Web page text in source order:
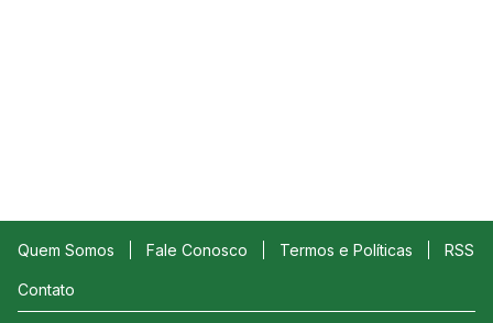
Quem Somos Fale Conosco Termos e Políticas RSS
Contato